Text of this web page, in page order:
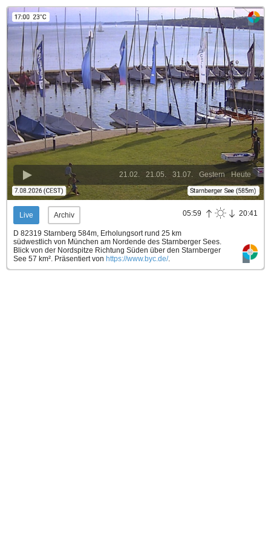
Heute
Gestern
31.07.
21.05.
21.02.
Live Archiv 05:59 20:41
D 82319 Starnberg 584m, Erholungsort rund 25 km
südwestlich von München am Nordende des Starnberger Sees.
Blick von der Nordspitze Richtung Süden über den Starnberger
See 57 km². Präsentiert von https://www.byc.de/.